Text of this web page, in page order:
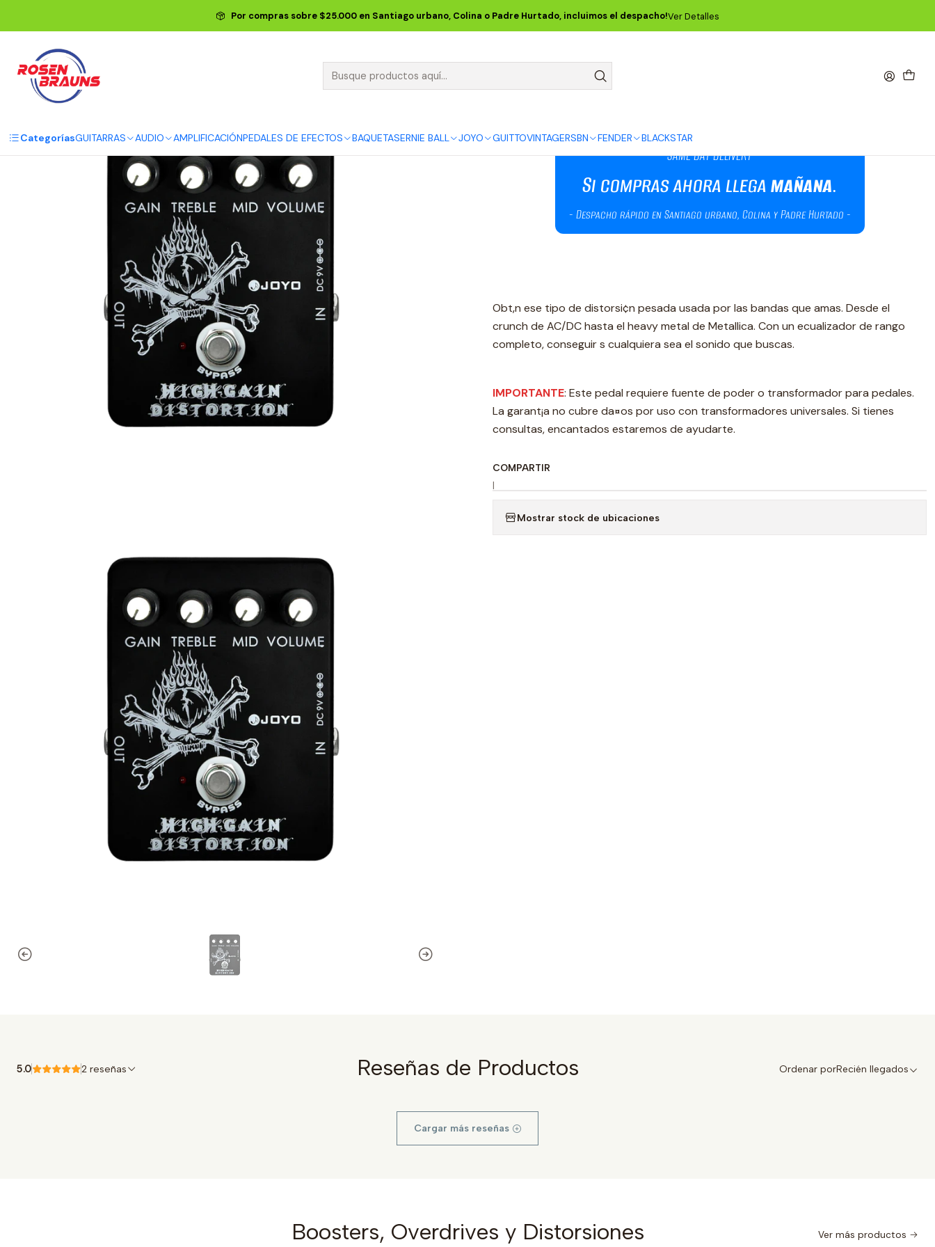
CategoríasGUITARRAS AUDIO AMPLIFICACIÓNPEDALES DE EFECTOS BAQUETASERNIE BALL JOYO GUITTOVINTAGERSBN FENDER BLACKSTAR
Por compras sobre $25.000 en Santiago urbano, Colina o Padre Hurtado, incluimos el despacho!Ver Detalles
Inicio JOYO PEDALES VINTAGE SERIES Pedal High Gain Distortion JF-04
Pedal High Gain Distortion JF-04
5.0 2 reseñas
Obt‚n ese tipo de distorsi¢n pesada usada por las bandas que amas. Desde el
crunch de AC/DC hasta el heavy metal de Metallica. Con un ecualizador de rango
completo, conseguir s cualquiera sea el sonido que buscas.
IMPORTANTE: Este pedal requiere fuente de poder o transformador para pedales.
La garant¡a no cubre da¤os por uso con transformadores universales. Si tienes
consultas, encantados estaremos de ayudarte.
COMPARTIR
|
Mostrar stock de ubicaciones
Reseñas de Productos
5.0 2 reseñas Ordenar porRecién llegados
Cargar más reseñas
Boosters, Overdrives y Distorsiones Ver más productos